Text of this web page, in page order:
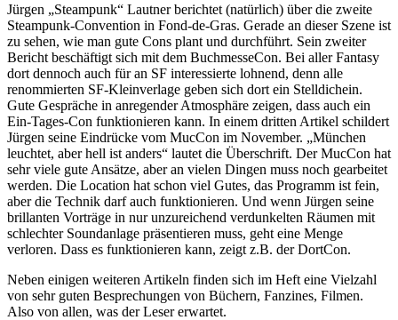
Jürgen „Steampunk“ Lautner berichtet (natürlich) über die zweite
Steampunk-Convention in Fond-de-Gras. Gerade an dieser Szene ist
zu sehen, wie man gute Cons plant und durchführt. Sein zweiter
Bericht beschäftigt sich mit dem BuchmesseCon. Bei aller Fantasy
dort dennoch auch für an SF interessierte lohnend, denn alle
renommierten SF-Kleinverlage geben sich dort ein Stelldichein.
Gute Gespräche in anregender Atmosphäre zeigen, dass auch ein
Ein-Tages-Con funktionieren kann. In einem dritten Artikel schildert
Jürgen seine Eindrücke vom MucCon im November. „München
leuchtet, aber hell ist anders“ lautet die Überschrift. Der MucCon hat
sehr viele gute Ansätze, aber an vielen Dingen muss noch gearbeitet
werden. Die Location hat schon viel Gutes, das Programm ist fein,
aber die Technik darf auch funktionieren. Und wenn Jürgen seine
brillanten Vorträge in nur unzureichend verdunkelten Räumen mit
schlechter Soundanlage präsentieren muss, geht eine Menge
verloren. Dass es funktionieren kann, zeigt z.B. der DortCon.
Neben einigen weiteren Artikeln finden sich im Heft eine Vielzahl
von sehr guten Besprechungen von Büchern, Fanzines, Filmen.
Also von allen, was der Leser erwartet.